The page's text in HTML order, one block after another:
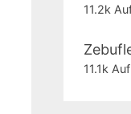
11.2k
11.1k